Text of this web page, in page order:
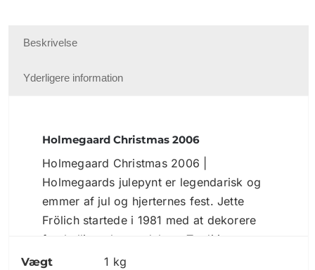
Beskrivelse
Yderligere information
Holmegaard Christmas 2006
Holmegaard Christmas 2006 |
Holmegaards julepynt er legendarisk og
emmer af jul og hjerternes fest. Jette
Frölich startede i 1981 med at dekorere
forskellige glasprodukter. Traditionen
holdes stadig i hævd og i dag er Golden
Vægt 1 kg